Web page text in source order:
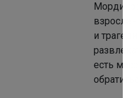
и
есть